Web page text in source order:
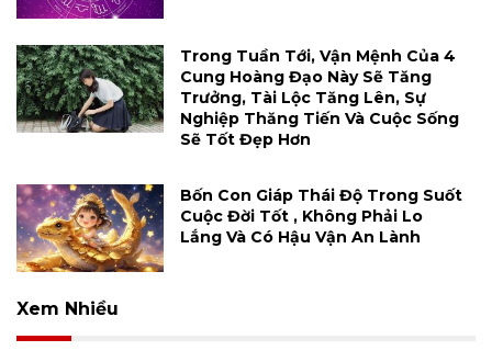
Trong Tuần Tới, Vận Mệnh Của 4
Cung Hoàng Đạo Này Sẽ Tăng
Trưởng, Tài Lộc Tăng Lên, Sự
Nghiệp Thăng Tiến Và Cuộc Sống
Sẽ Tốt Đẹp Hơn
Bốn Con Giáp Thái Độ Trong Suốt
Cuộc Đời Tốt , Không Phải Lo
Lắng Và Có Hậu Vận An Lành
Xem Nhiều